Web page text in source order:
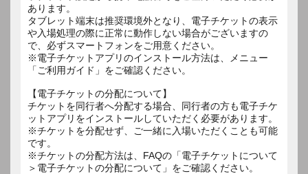
あります。
タブレット端末は推奨環境外となり、電子チケットの表示
や入場処理の際に正常に動作しない場合がございますの
で、必ずスマートフォンをご用意ください。
※電子チケットアプリのインストール方法は、メニュー
「ご利用ガイド」をご確認ください。
【電子チケットの分配について】
チケットを同行者へ分配する場合、同行者の方も電子チケ
ットアプリをインストールしていただく必要があります。
※チケットを分配せず、ご一緒に入場いただくことも可能
です。
※チケットの分配方法は、FAQの「電子チケットについて
＞電子チケットの分配について」をご確認ください。